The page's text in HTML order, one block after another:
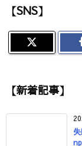
【SNS】
【新着記事】